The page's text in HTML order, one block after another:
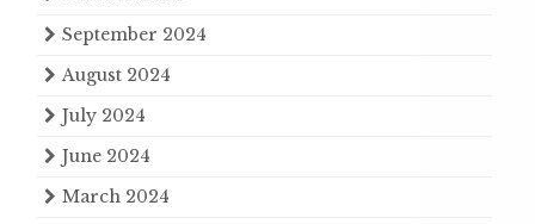
September 2024
August 2024
July 2024
June 2024
March 2024